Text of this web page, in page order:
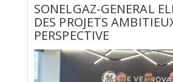
SONELGAZ-GENERAL
DES PROJETS
PERSPECTIVE